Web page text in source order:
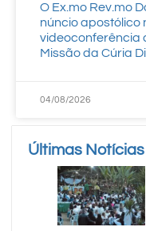
O Ex.mo Rev.mo
núncio apostólico
videoconferência
Missão da Cúria
04/08/2026
Últimas Notícias